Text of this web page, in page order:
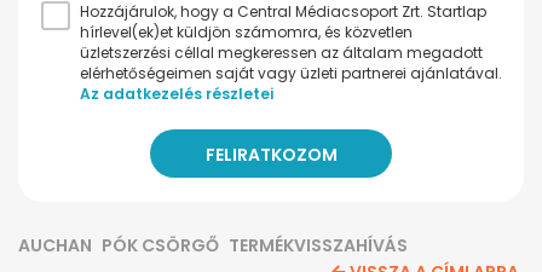
Hozzájárulok, hogy a Central Médiacsoport Zrt. Startlap
hírlevel(ek)et küldjön számomra, és közvetlen
üzletszerzési céllal megkeressen az általam megadott
elérhetőségeimen saját vagy üzleti partnerei ajánlatával.
Az adatkezelés részletei
AUCHAN PÓK CSÖRGŐ TERMÉKVISSZAHÍVÁS